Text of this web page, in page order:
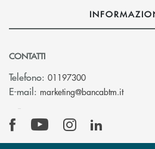
CONTATTI
Telefono: 01197300
E-mail: marketing@bancabtm.it(si apre